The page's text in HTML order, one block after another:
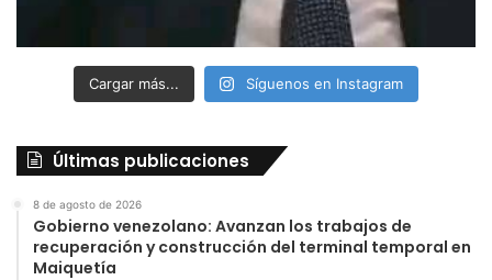
Cargar más... Síguenos en Instagram
Últimas publicaciones
8 de agosto de 2026
Gobierno venezolano: Avanzan los trabajos de
recuperación y construcción del terminal temporal en
Maiquetía